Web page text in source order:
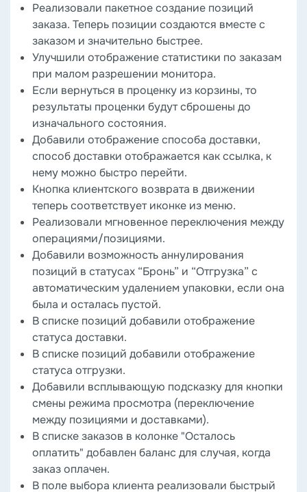
Реализовали пакетное создание позиций
заказа. Теперь позиции создаются вместе с
заказом и значительно быстрее.
Улучшили отображение статистики по заказам
при малом разрешении монитора.
Если вернуться в проценку из корзины, то
результаты проценки будут сброшены до
изначального состояния.
Добавили отображение способа доставки,
способ доставки отображается как ссылка, к
нему можно быстро перейти.
Кнопка клиентского возврата в движении
теперь соответствует иконке из меню.
Реализовали мгновенное переключения между
операциями/позициями.
Добавили возможность аннулирования
позиций в статусах “Бронь” и “Отгрузка” с
автоматическим удалением упаковки, если она
была и осталась пустой.
В списке позиций добавили отображение
статуса доставки.
В списке позиций добавили отображение
статуса отгрузки.
Добавили всплывающую подсказку для кнопки
смены режима просмотра (переключение
между позициями и доставками).
В списке заказов в колонке "Осталось
оплатить" добавлен баланс для случая, когда
заказ оплачен.
В поле выбора клиента реализовали быстрый